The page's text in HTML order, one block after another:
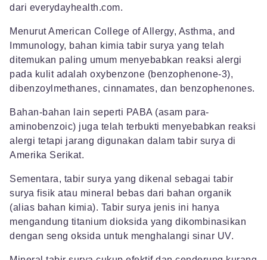
dari everydayhealth.com.
Menurut American College of Allergy, Asthma, and
Immunology, bahan kimia tabir surya yang telah
ditemukan paling umum menyebabkan reaksi alergi
pada kulit adalah oxybenzone (benzophenone-3),
dibenzoylmethanes, cinnamates, dan benzophenones.
Bahan-bahan lain seperti PABA (asam para-
aminobenzoic) juga telah terbukti menyebabkan reaksi
alergi tetapi jarang digunakan dalam tabir surya di
Amerika Serikat.
Sementara, tabir surya yang dikenal sebagai tabir
surya fisik atau mineral bebas dari bahan organik
(alias bahan kimia). Tabir surya jenis ini hanya
mengandung titanium dioksida yang dikombinasikan
dengan seng oksida untuk menghalangi sinar UV.